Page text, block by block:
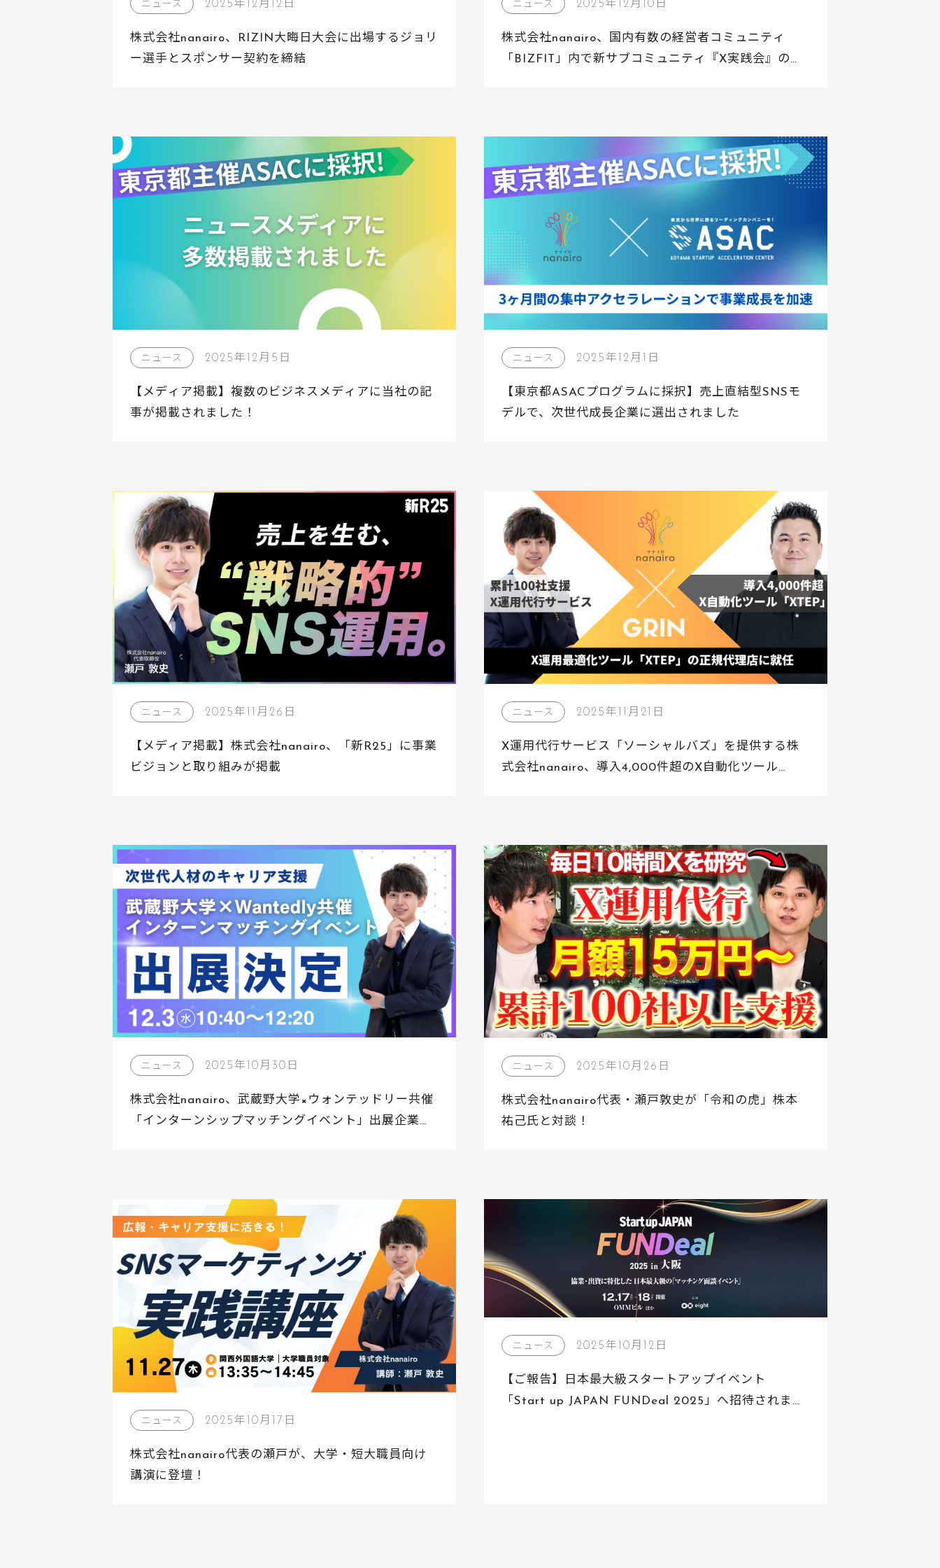
ニュース 2025年12月12日
株式会社nanairo、RIZIN大晦日大会に出場するジョリ
ー選手とスポンサー契約を締結
ニュース 2025年12月10日
株式会社nanairo、国内有数の経営者コミュニティ
「BIZFIT」内で新サブコミュニティ『X実践会』の講
ニュース 2025年12月5日
【メディア掲載】複数のビジネスメディアに当社の記
事が掲載されました！
ニュース 2025年12月1日
【東京都ASACプログラムに採択】売上直結型SNSモ
デルで、次世代成長企業に選出されました
ニュース 2025年11月26日
【メディア掲載】株式会社nanairo、「新R25」に事業
ビジョンと取り組みが掲載
ニュース 2025年11月21日
X運用代行サービス「ソーシャルバズ」を提供する株
式会社nanairo、導入4,000件超のX自動化ツール
ニュース 2025年10月30日
株式会社nanairo、武蔵野大学×ウォンテッドリー共催
「インターンシップマッチングイベント」出展企業に
ニュース 2025年10月26日
株式会社nanairo代表・瀬戸敦史が「令和の虎」株本
祐己氏と対談！
ニュース 2025年10月17日
株式会社nanairo代表の瀬戸が、大学・短大職員向け
講演に登壇！
ニュース 2025年10月12日
【ご報告】日本最大級スタートアップイベント
「Start up JAPAN FUNDeal 2025」へ招待されまし